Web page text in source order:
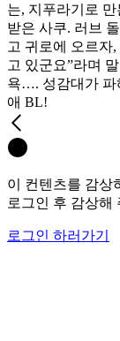
는, 지푸라기로
받은 사쿠. 러브
고 귀로에 오르자
고 있군요”라며
욕…. 성감대가 파
애 BL!
이 컨텐츠를 감상
로그인 후 감상해
로그인 하러가기